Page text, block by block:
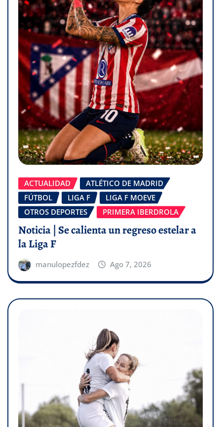
ACTUALIDAD
ATLÉTICO DE MADRID
FÚTBOL
LIGA F
LIGA F MOEVE
OTROS DEPORTES
PRIMERA IBERDROLA
Noticia | Se calienta un regreso estelar a
la Liga F
manulopezfdez Ago 7, 2026